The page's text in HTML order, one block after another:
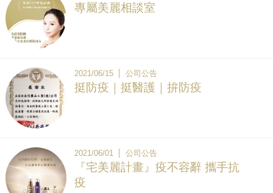
專屬美麗相談室
2021/06/15 公司公告
挺防疫｜挺醫護｜拚防疫
2021/06/01 公司公告
『宅美麗計畫』疫不容辭 攜手抗
疫